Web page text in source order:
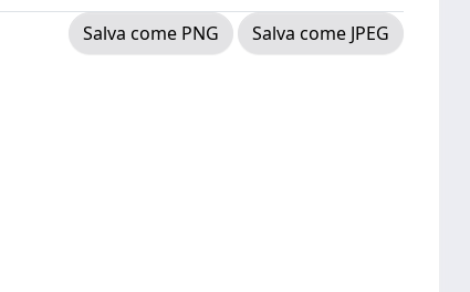
Salva come PNG
Salva come JPEG